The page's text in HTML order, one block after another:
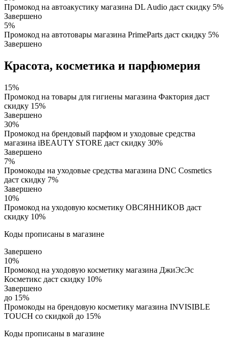
Промокод на автоакустику магазина DL Audio даст скидку 5%
Завершено
5%
Промокод на автотовары магазина PrimeParts даст скидку 5%
Завершено
Красота, косметика и парфюмерия
15%
Промокод на товары для гигиены магазина Фактория даст
скидку 15%
Завершено
30%
Промокод на брендовый парфюм и уходовые средства
магазина iBEAUTY STORE даст скидку 30%
Завершено
7%
Промокоды на уходовые средства магазина DNC Cosmetics
даст скидку 7%
Завершено
10%
Промокод на уходовую косметику ОВСЯННИКОВ даст
скидку 10%
Коды прописаны в магазине
Завершено
10%
Промокод на уходовую косметику магазина ДжиЭсЭс
Косметикс даст скидку 10%
Завершено
до 15%
Промокоды на брендовую косметику магазина INVISIBLE
TOUCH со скидкой до 15%
Коды прописаны в магазине